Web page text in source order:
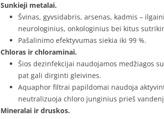
Sunkieji metalai.
Švinas, gyvsidabris, arsenas, kadmis –
neurologinius, onkologinius bei kitus
Pašalinimo efektyvumas siekia iki 99 %.
Chloras ir chloraminai.
Šios dezinfekcijai naudojamos medžiagos
pat gali dirginti gleivines.
Aquaphor filtrai papildomai naudoja
neutralizuoja chloro junginius prieš
Mineralai ir druskos.